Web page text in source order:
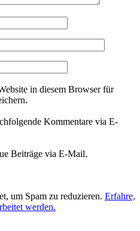
in diesem Browser für
Kommentare via E-
Beiträge via E-Mail.
um Spam zu reduzieren. Erfahre,
werden.